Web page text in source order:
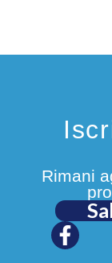
Rimani